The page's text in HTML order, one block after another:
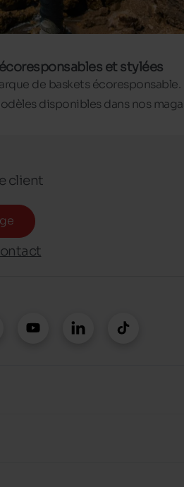
et stylées
de baskets écoresponsable.
disponibles dans nos
client